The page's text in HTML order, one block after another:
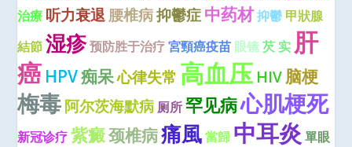
治療 听力衰退腰椎病抑鬱症中药材抑鬱 甲狀腺
結節 湿疹预防胜于治疗 宮頸癌疫苗 眼镜 芡 实 肝
癌 HPV痴呆心律失常 高血压 HIV脑梗
梅毒阿尔茨海默病 厕所 罕见病心肌梗死
新冠诊疗 紫癜颈椎病痛風 當歸 中耳炎 單眼